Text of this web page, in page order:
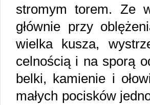
stromym torem. Ze
głównie przy
wielka kusza,
celnością i na sporą
belki, kamienie i
małych pocisków